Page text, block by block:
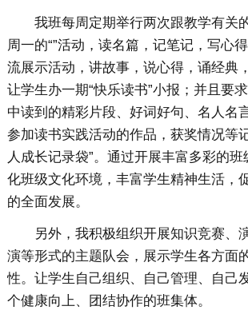
我班每周定期举行两次跟教学有关
周一的“”活动，读名篇，记笔记，写心
流展示活动，讲故事，说心得，诵经典
让学生办一期“快乐读书”小报；并且要
中读到的精彩片段、好词好句、名人名
参加读书实践活动的作品，获奖情况等
人成长记录袋”。通过开展丰富多彩的
化班级文化环境，丰富学生精神生活，
的全面发展。
另外，我积极组织开展知识竞赛、
演等形式的主题队会，展示学生各方面
性。让学生自己组织、自己管理、自己
个健康向上、团结协作的班集体。